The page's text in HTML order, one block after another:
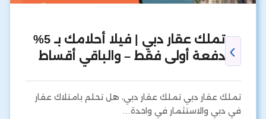
تملك عقار دبي | فيلا أحلامك بـ 5%
دفعة أولى فقط – والباقي أقساط
تملك عقار دبي تملك عقار دبي، هل تحلم بامتلاك عقار
في دبي والاستثمار في واحدة…